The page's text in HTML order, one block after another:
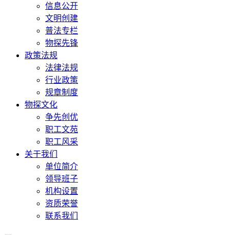
信息公开
文明创建
普法专栏
物探先锋
政策法规
法律法规
行业政策
规章制度
物探文化
争先创优
职工文苑
职工风采
关于我们
单位简介
领导班子
机构设置
资质荣誉
联系我们